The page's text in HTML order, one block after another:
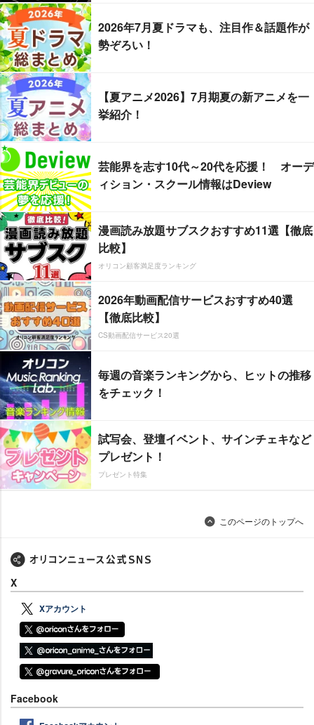
2026年7月夏ドラマも、注目作＆話題作が
勢ぞろい！
【夏アニメ2026】7月期夏の新アニメを一
挙紹介！
芸能界を志す10代～20代を応援！ オーデ
ィション・スクール情報はDeview
漫画読み放題サブスクおすすめ11選【徹底
比較】
オリコン顧客満足度ランキング
2026年動画配信サービスおすすめ40選
【徹底比較】
CS動画配信サービス20選
毎週の音楽ランキングから、ヒットの推移
をチェック！
試写会、登壇イベント、サインチェキなど
プレゼント！
プレゼント特集
このページのトップへ
X
Xアカウント
Facebook